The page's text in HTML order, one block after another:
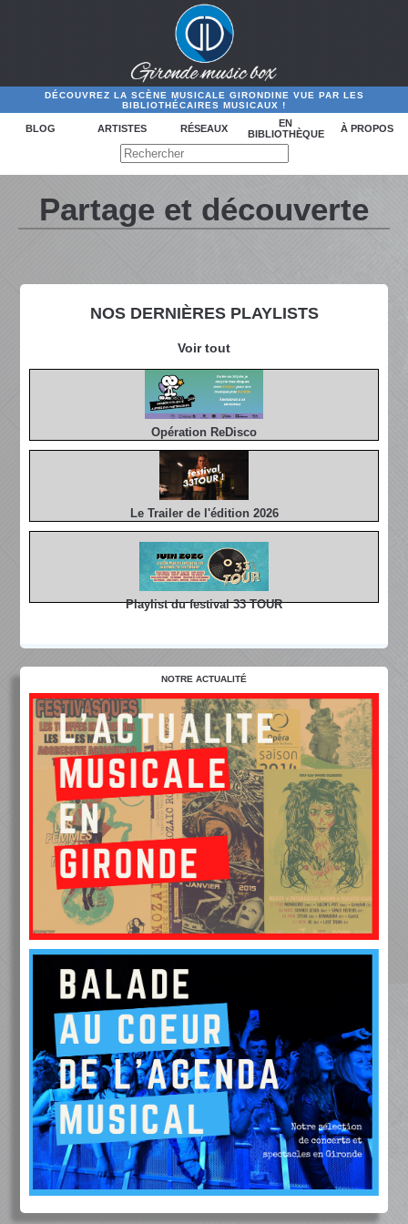
DÉCOUVREZ LA SCÈNE MUSICALE GIRONDINE VUE PAR LES
BIBLIOTHÉCAIRES MUSICAUX !
BLOG ARTISTES RÉSEAUX
EN
BIBLIOTHÈQUE
À PROPOS
NOS DERNIÈRES PLAYLISTS
Voir tout
Opération ReDisco
Le Trailer de l'édition 2026
Playlist du festival 33 TOUR
Partage et découverte
NOTRE ACTUALITÉ